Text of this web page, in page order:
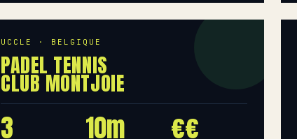
UCCLE · BELGIQUE
PADEL TENNIS
CLUB MONTJOIE
3 10m €€